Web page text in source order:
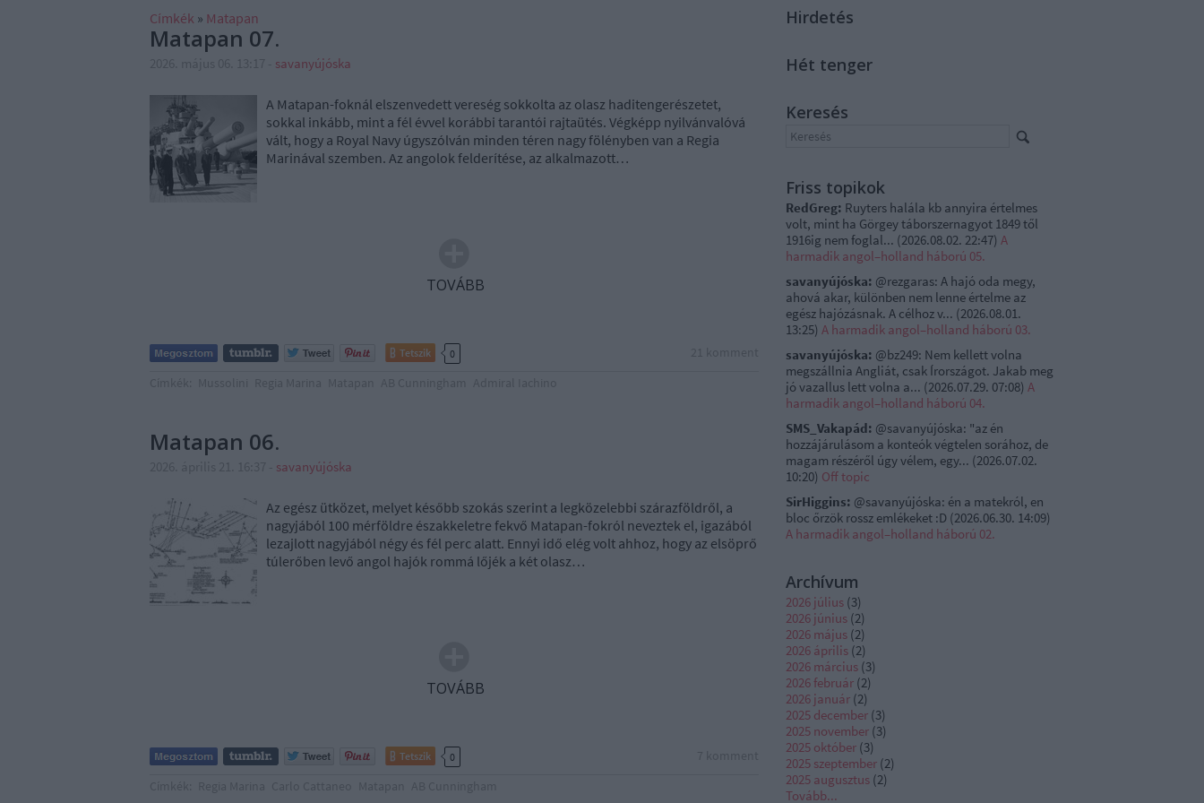
Címkék » Matapan
Matapan 07.
savanyújóska
A Matapan-foknál elszenvedett vereség sokkolta az olasz haditengerészetet,
sokkal inkább, mint a fél évvel korábbi tarantói rajtaütés. Végképp nyilvánvalóvá
vált, hogy a Royal Navy úgyszólván minden téren nagy fölényben van a Regia
Marinával szemben. Az angolok felderítése, az alkalmazott…
TOVÁBB
Tetszik 0
Matapan 06.
savanyújóska
Az egész ütközet, melyet később szokás szerint a legközelebbi szárazföldről, a
nagyjából 100 mérföldre északkeletre fekvő Matapan-fokról neveztek el, igazából
lezajlott nagyjából négy és fél perc alatt. Ennyi idő elég volt ahhoz, hogy az elsöprő
túlerőben levő angol hajók rommá lőjék a két olasz…
TOVÁBB
Tetszik 0
Hirdetés
Hét tenger
Keresés
Friss topikok
RedGreg: Ruyters halála kb annyira értelmes
volt, mint ha Görgey táborszernagyot 1849 től
1916ig nem foglal... (2026.08.02. 22:47) A
harmadik angol–holland háború 05.
savanyújóska: @rezgaras: A hajó oda megy,
ahová akar, különben nem lenne értelme az
egész hajózásnak. A célhoz v... (2026.08.01.
13:25) A harmadik angol–holland háború 03.
savanyújóska: @bz249: Nem kellett volna
megszállnia Angliát, csak Írországot. Jakab meg
jó vazallus lett volna a... (2026.07.29. 07:08) A
harmadik angol–holland háború 04.
SMS_Vakapád: @savanyújóska: "az én
hozzájárulásom a konteók végtelen sorához, de
magam részéről úgy vélem, egy... (2026.07.02.
10:20) Off topic
SirHiggins: @savanyújóska: én a matekról, en
bloc őrzök rossz emlékeket :D (2026.06.30. 14:09)
A harmadik angol–holland háború 02.
Archívum
2026 július (3)
2026 június (2)
2026 május (2)
2026 április (2)
2026 március (3)
2026 február (2)
2026 január (2)
2025 december (3)
2025 november (3)
2025 október (3)
2025 szeptember (2)
2025 augusztus (2)
Tovább...